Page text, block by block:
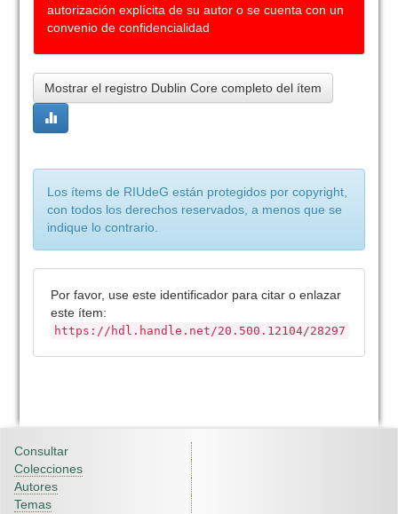
autorización explícita de su autor o se cuenta con un
convenio de confidencialidad
Mostrar el registro Dublin Core completo del ítem
Los ítems de RIUdeG están protegidos por copyright,
con todos los derechos reservados, a menos que se
indique lo contrario.
Por favor, use este identificador para citar o enlazar
este ítem:
https://hdl.handle.net/20.500.12104/28297
Consultar
Colecciones
Autores
Temas